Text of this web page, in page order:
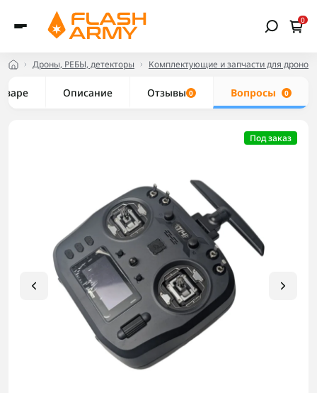
0
Дроны, РЕБЫ, детекторы Комплектующие и запчасти для дронов
Описание Отзывы 0 Вопросы 0
Под заказ